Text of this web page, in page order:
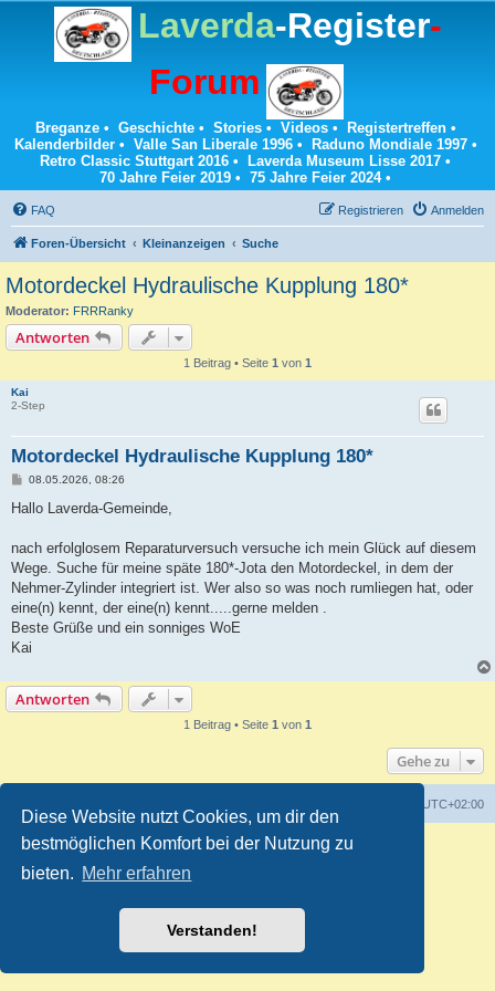
Diese Website nutzt Cookies, um dir den
bestmöglichen Komfort bei der Nutzung zu
bieten. Mehr erfahren
Verstanden!
Laverda-Register-
Forum
Breganze• Geschichte• Stories• Videos• Registertreffen•
Kalenderbilder• Valle San Liberale 1996• Raduno Mondiale 1997•
Retro Classic Stuttgart 2016 • Laverda Museum Lisse 2017 •
70 Jahre Feier 2019 • 75 Jahre Feier 2024•
FAQ Anmelden
Registrieren
Foren-Übersicht Kleinanzeigen Suche
Motordeckel Hydraulische Kupplung 180*
Moderator: FRRRanky
Antworten
1 Beitrag • Seite 1 von 1
Kai
2-Step
Motordeckel Hydraulische Kupplung 180*
B
i
a
08.05.2026, 08:26
Hallo Laverda-Gemeinde,
nach erfolglosem Reparaturversuch versuche ich mein Glück auf diesem
Wege. Suche für meine späte 180*-Jota den Motordeckel, in dem der
Nehmer-Zylinder integriert ist. Wer also so was noch rumliegen hat, oder
eine(n) kennt, der eine(n) kennt.....gerne melden .
Beste Grüße und ein sonniges WoE
Kai
Antworten
1 Beitrag • Seite 1 von 1
Gehe zu
UTC+02:00
Powered byphpBB ® Forum Software © phpBB Limited
Deutsche Übersetzung durch
Customized by